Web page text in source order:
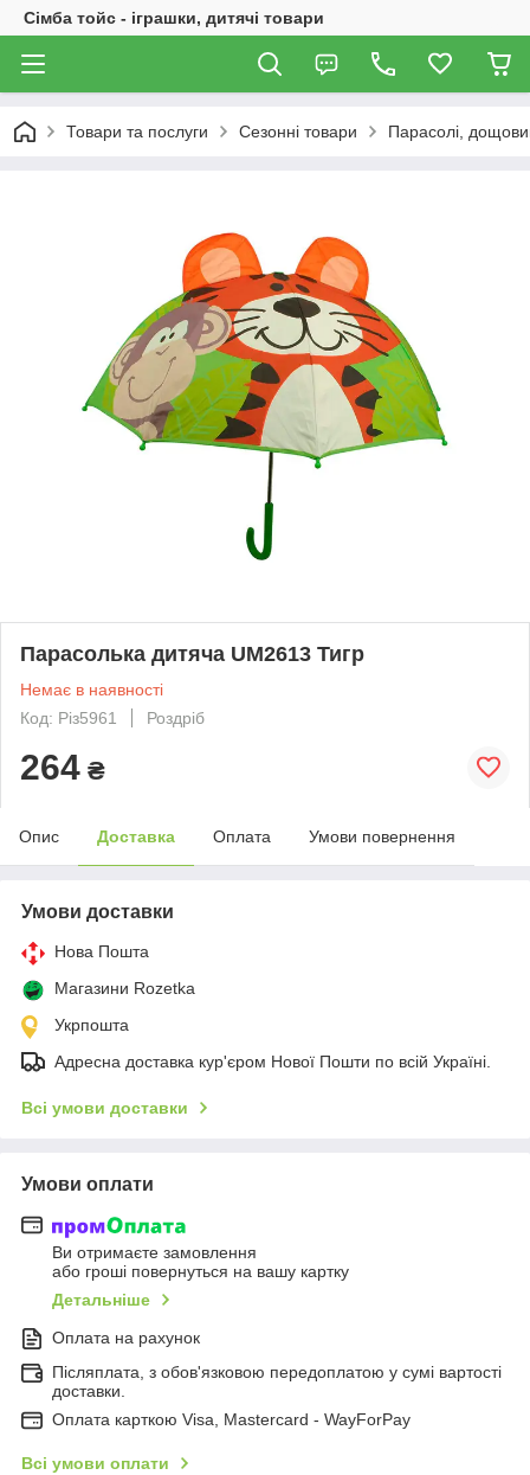
Сімба тойс - іграшки, дитячі товари
Товари та послуги Сезонні товари Парасолі,
Парасолька дитяча UM2613 Тигр
Немає в наявності
Код: Різ5961
Роздріб
264 ₴
Опис Доставка Оплата Умови повернення
Умови доставки
Нова Пошта
Магазини Rozetka
Укрпошта
Адресна доставка кур'єром Нової Пошти по всій Україні.
Всі умови доставки
Умови оплати
Ви отримаєте замовлення
або гроші повернуться на вашу картку
Детальніше
Оплата на рахунок
Післяплата, з обов'язковою передоплатою у сумі вартості
доставки.
Оплата карткою Visa, Mastercard - WayForPay
Всі умови оплати